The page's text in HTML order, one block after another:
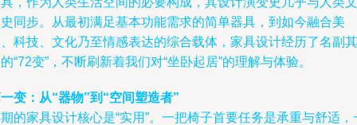
同步。从最初满足基本功能需求的简单器具，到如今融合美
科技、文化乃至情感表达的综合载体，家具设计经历了名副其
“72变”，不断刷新着我们对“坐卧起居”的理解与体验。
变：从“器物”到“空间塑造者”
的家具设计核心是“实用”。一把椅子首要任务是承重与舒适，